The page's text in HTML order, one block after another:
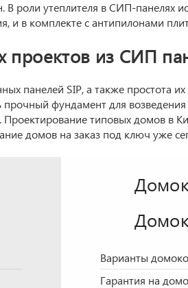
роли утеплителя в СИП-панелях
и в комплекте с антипилонами
проектов из СИП
панелей SIP, а также простота
прочный фундамент для
Проектирование типовых домов в
домов на заказ под ключ уже
Варианты
Гарантия на